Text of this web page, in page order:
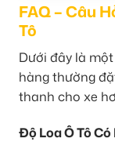
FAQ – Câu
Tô
Dưới đây là
hàng thường
thanh cho xe
Độ Loa Ô Tô